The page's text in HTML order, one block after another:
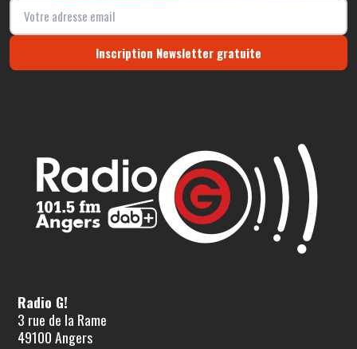
Inscription Newsletter gratuite
Radio G!
3 rue de la Rame
49100 Angers